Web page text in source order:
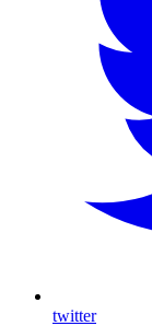
twitter